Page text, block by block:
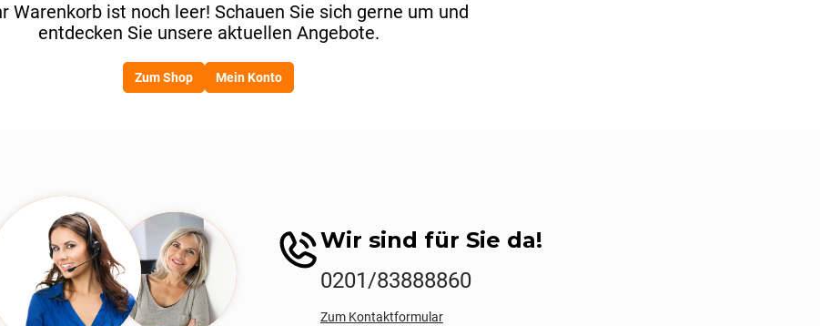
Warenkorb ist noch leer! Schauen Sie sich gerne um und
entdecken Sie unsere aktuellen Angebote.
Zum Shop Mein Konto
Wir sind für Sie da!
0201/83888860
Zum Kontaktformular